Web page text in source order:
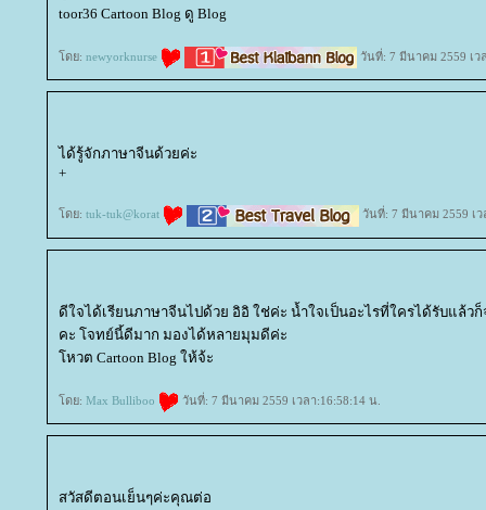
toor36 Cartoon Blog ดู Blog
ดย: newyorknurse วันที่: 7 มีนาคม 2559 เว
ได้รู้จักภาษาจีนด้วยค่ะ
+
ดย: tuk-tuk@korat วันที่: 7 มีนาคม 2559 เว
ดีใจได้เรียนภาษาจีนไปด้วย อิอิ ใช่ค่ะ น้ำใจเป็นอะไรที่ใครได้รับแล้ว
คะ โจทย์นี้ดีมาก มองได้หลายมุมดีค่ะ
หวต Cartoon Blog ให้จ้ะ
ดย: Max Bulliboo วันที่: 7 มีนาคม 2559 เวลา:16:58:14 น.
สวัสดีตอนเย็นๆค่ะคุณต่อ